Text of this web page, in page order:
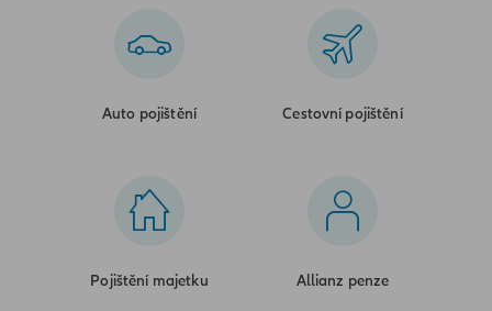
Auto pojištění Cestovní pojištění
Pojištění majetku Allianz penze